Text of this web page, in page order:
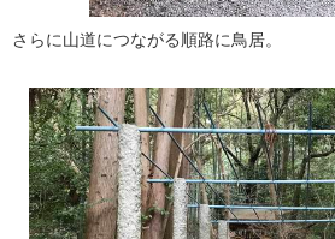
さらに山道につながる順路に鳥居。